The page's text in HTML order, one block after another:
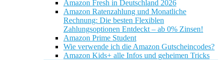
Amazon Fresh in Deutschland 2026
Amazon Ratenzahlung und Monatliche
Rechnung: Die besten Flexiblen
Zahlungsoptionen Entdeckt – ab 0% Zinsen!
Amazon Prime Student
Wie verwende ich die Amazon Gutscheincodes?
Amazon Kids+ alle Infos und geheimen Tricks